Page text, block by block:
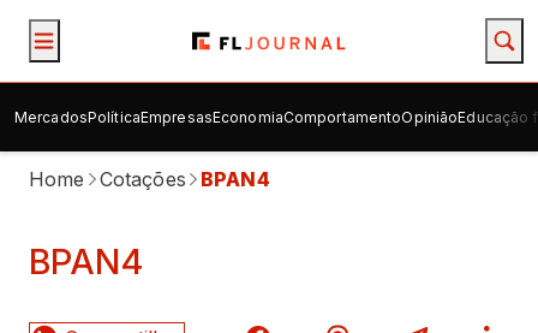
MercadosPolíticaEmpresasEconomiaComportamentoOpiniãoEducação
Home Cotações BPAN4
BPAN4